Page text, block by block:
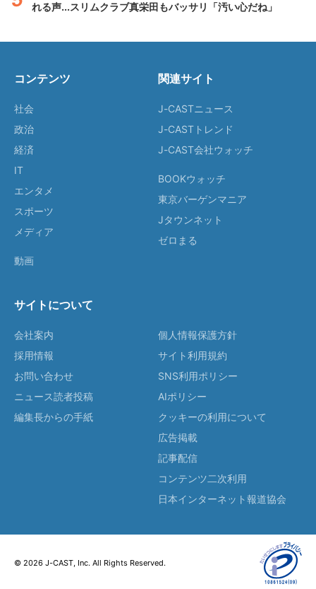
れる声...スリムクラブ真栄田もバッサリ「汚い心だね」
コンテンツ
社会
政治
経済
IT
エンタメ
スポーツ
メディア
動画
関連サイト
J-CASTニュース
J-CASTトレンド
J-CAST会社ウォッチ
BOOKウォッチ
東京バーゲンマニア
Jタウンネット
ゼロまる
サイトについて
会社案内
採用情報
お問い合わせ
ニュース読者投稿
編集長からの手紙
個人情報保護方針
サイト利用規約
SNS利用ポリシー
AIポリシー
クッキーの利用について
広告掲載
記事配信
コンテンツ二次利用
日本インターネット報道協会
© 2026 J-CAST, Inc. All Rights Reserved.